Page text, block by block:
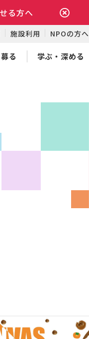
る方へ
施設利用 NPOの方へ
る 学ぶ・深める